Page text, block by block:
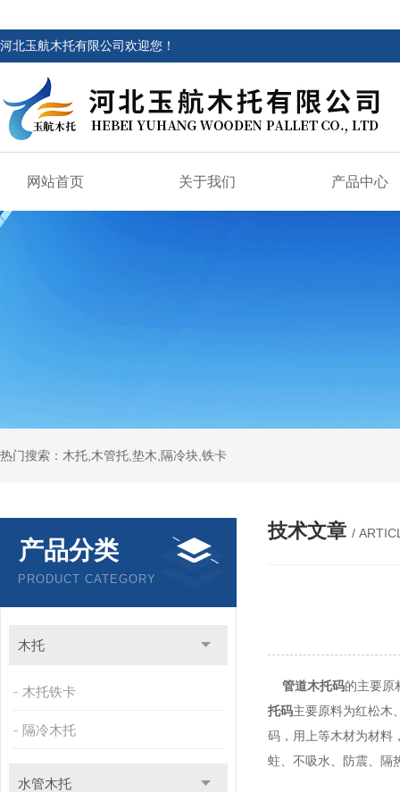
河北玉航木托有限公司欢迎您！
网站首页 关于我们 产品中心
热门搜索：木托,木管托,垫木,隔冷块,铁卡
产品分类
PRODUCT CATEGORY
木托
木托铁卡
隔冷木托
水管木托
技术文章 /
管道木托码的主要原
托码主要原料为红松木
码，用上等木材为材料
蛀、不吸水、防震、隔